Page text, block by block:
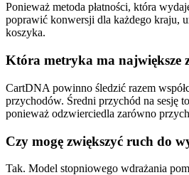
Ponieważ metoda płatności, która
poprawić konwersji dla każdego kraju,
koszyka.
Która metryka ma największe
CartDNA powinno śledzić razem
przychodów. Średni przychód na sesję
ponieważ odzwierciedla zarówno
Czy mogę zwiększyć ruch do
Tak. Model stopniowego wdrażania